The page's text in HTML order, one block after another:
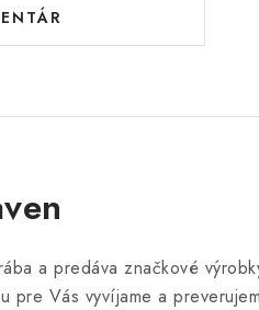
a predáva značkové
pre Vás vyvíjame a